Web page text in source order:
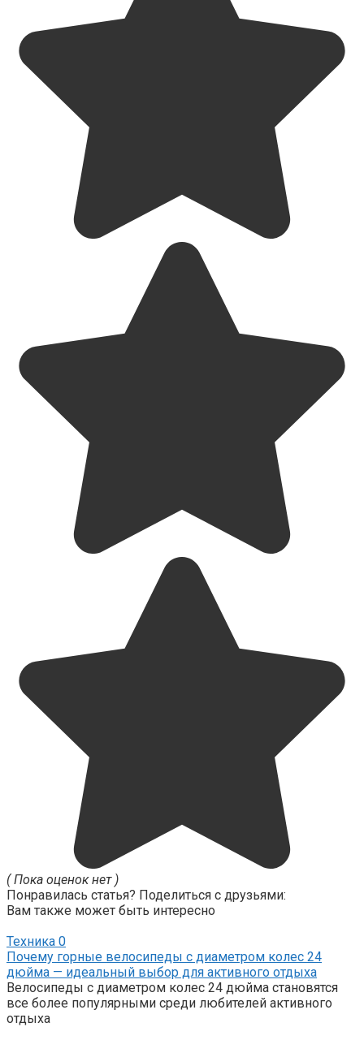
( Пока оценок нет )
Понравилась статья? Поделиться с друзьями:
Вам также может быть интересно
Техника 0
Почему горные велосипеды с диаметром колес 24
дюйма — идеальный выбор для активного отдыха
Велосипеды с диаметром колес 24 дюйма становятся
все более популярными среди любителей активного
отдыха